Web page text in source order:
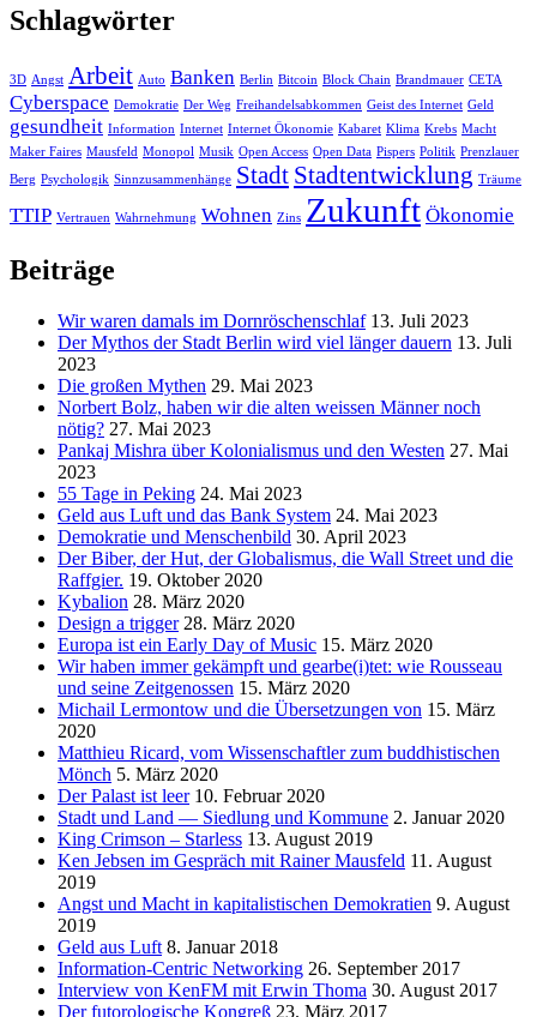
Schlagwörter
3D Angst Arbeit Auto Banken Berlin Bitcoin Block Chain Brandmauer CETA
Cyberspace Demokratie Der Weg Freihandelsabkommen Geist des Internet Geld
gesundheit Information Internet Internet Ökonomie Kabaret Klima Krebs Macht
Maker Faires Mausfeld Monopol Musik Open Access Open Data Pispers Politik Prenzlauer
Berg Psychologik Sinnzusammenhänge Stadt Stadtentwicklung Träume
TTIP Vertrauen Wahrnehmung Wohnen Zins Zukunft Ökonomie
Beiträge
Wir waren damals im Dornröschenschlaf 13. Juli 2023
Der Mythos der Stadt Berlin wird viel länger dauern 13. Juli
2023
Die großen Mythen 29. Mai 2023
Norbert Bolz, haben wir die alten weissen Männer noch
nötig? 27. Mai 2023
Pankaj Mishra über Kolonialismus und den Westen 27. Mai
2023
55 Tage in Peking 24. Mai 2023
Geld aus Luft und das Bank System 24. Mai 2023
Demokratie und Menschenbild 30. April 2023
Der Biber, der Hut, der Globalismus, die Wall Street und die
Raffgier. 19. Oktober 2020
Kybalion 28. März 2020
Design a trigger 28. März 2020
Europa ist ein Early Day of Music 15. März 2020
Wir haben immer gekämpft und gearbe(i)tet: wie Rousseau
und seine Zeitgenossen 15. März 2020
Michail Lermontow und die Übersetzungen von 15. März
2020
Matthieu Ricard, vom Wissenschaftler zum buddhistischen
Mönch 5. März 2020
Der Palast ist leer 10. Februar 2020
Stadt und Land — Siedlung und Kommune 2. Januar 2020
King Crimson – Starless 13. August 2019
Ken Jebsen im Gespräch mit Rainer Mausfeld 11. August
2019
Angst und Macht in kapitalistischen Demokratien 9. August
2019
Geld aus Luft 8. Januar 2018
Information-Centric Networking 26. September 2017
Interview von KenFM mit Erwin Thoma 30. August 2017
Der futorologische Kongreß 23. März 2017